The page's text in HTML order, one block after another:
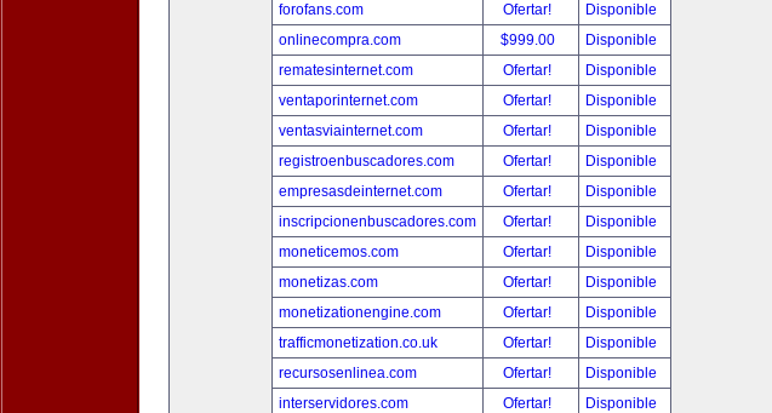
forofans.com
Ofertar!
Disponible
onlinecompra.com
$999.00
Disponible
rematesinternet.com
Ofertar!
Disponible
ventaporinternet.com
Ofertar!
Disponible
ventasviainternet.com
Ofertar!
Disponible
registroenbuscadores.com
Ofertar!
Disponible
empresasdeinternet.com
Ofertar!
Disponible
inscripcionenbuscadores.com
Ofertar!
Disponible
moneticemos.com
Ofertar!
Disponible
monetizas.com
Ofertar!
Disponible
monetizationengine.com
Ofertar!
Disponible
trafficmonetization.co.uk
Ofertar!
Disponible
recursosenlinea.com
Ofertar!
Disponible
interservidores.com
Ofertar!
Disponible